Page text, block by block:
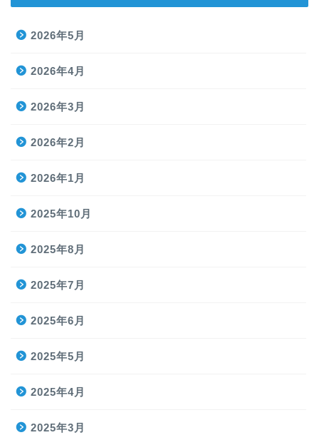
2026年5月
2026年4月
2026年3月
2026年2月
2026年1月
2025年10月
2025年8月
2025年7月
2025年6月
2025年5月
2025年4月
2025年3月